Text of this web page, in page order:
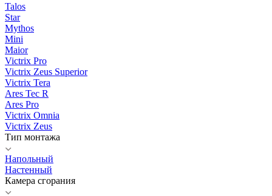
Talos
Star
Mythos
Mini
Maior
Victrix Pro
Victrix Zeus Superior
Victrix Tera
Ares Tec R
Ares Pro
Victrix Omnia
Victrix Zeus
Тип монтажа
Напольный
Настенный
Камера сгорания